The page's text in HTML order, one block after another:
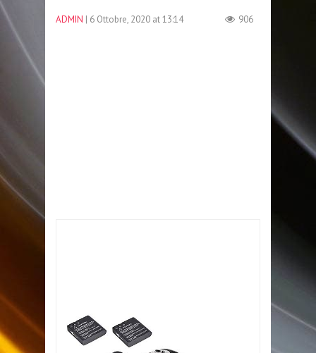
ADMIN | 6 Ottobre, 2020 at 13:14 906